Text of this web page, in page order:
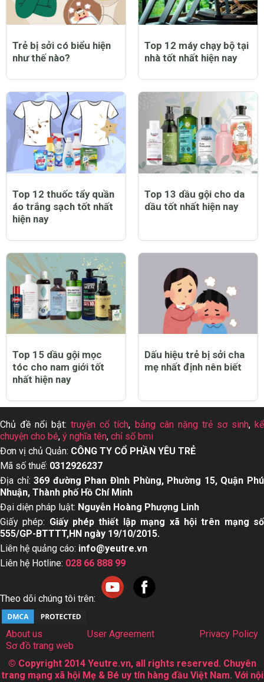
Trẻ bị sởi có biểu hiện
như thế nào?
Top 12 máy chạy bộ tại
nhà tốt nhất hiện nay
Top 12 thuốc tẩy quần
áo trắng sạch tốt nhất
hiện nay
Top 13 dầu gội cho da
dầu tốt nhất hiện nay
Top 15 dầu gội mọc
tóc cho nam giới tốt
nhất hiện nay
Dấu hiệu trẻ bị sởi cha
mẹ nhất định nên biết
Chủ đề nổi bật:truyện cổ tích, bảng cân nặng trẻ sơ sinh, kể
chuyện cho bé, ý nghĩa tên, chỉ số bmi
Đơn vị chủ Quản: CÔNG TY CỔ PHẦN YÊU TRẺ
Mã số thuế: 0312926237
Địa chỉ:369 đường Phan Đình Phùng, Phường 15, Quận Phú
Nhuận, Thành phố Hồ Chí Minh
Đại diện pháp luật: Nguyễn Hoàng Phượng Linh
Giấy phép: Giấy phép thiết lập mạng xã hội trên mạng số
555/GP-BTTTT,HN ngày 19/10/2015.
Liên hệ quảng cáo: info@yeutre.vn
Liên hệ Hotline: 028 66 888 99
Theo dõi chúng tôi trên:
About us User Agreement
Privacy Policy
Sơ đồ trang web
© Copyright 2014 Yeutre.vn, all rights reserved. Chuyên
trang mạng xã hội Mẹ & Bé uy tín hàng đầu Việt Nam. Với nội